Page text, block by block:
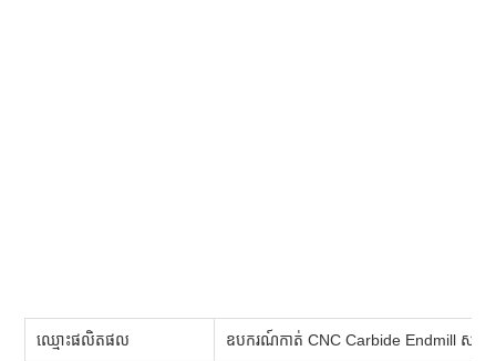
ឈ្មោះផលិតផល ឧបករណ៍កាត់ CNC Carbide Endmill សម្រ